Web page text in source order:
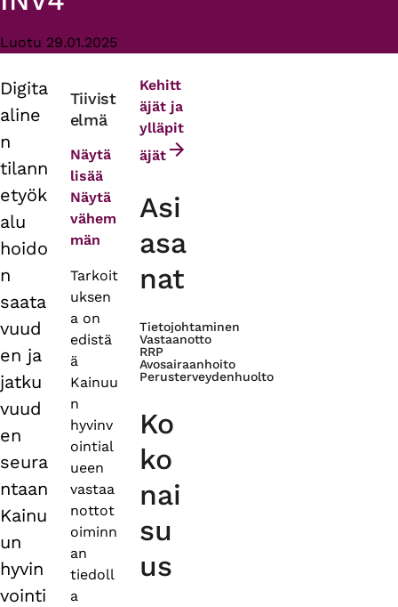
Luotu 29.01.2025
Primary
tabs
Digita
aline
n
tilann
etyök
alu
hoido
n
saata
vuud
en ja
jatku
vuud
en
seura
ntaan
Kainu
un
hyvin
vointi
Tiivist
elmä
Näytä
lisää
Näytä
vähem
män
Tarkoit
uksen
a on
edistä
ä
Kainuu
n
hyvinv
ointial
ueen
vastaa
nottot
oiminn
an
tiedoll
a
Kehitt
äjät ja
ylläpit
äjät
Asi
asa
nat
Tietojohtaminen
Vastaanotto
RRP
Avosairaanhoito
Perusterveydenhuolto
Ko
ko
nai
su
us